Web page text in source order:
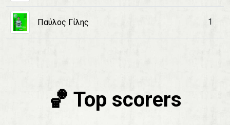
Παύλος Γίλης 1
🏀 Top scorers